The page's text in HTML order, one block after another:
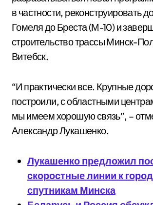
в частности, реконструировать
Гомеля до Бреста (М-10) и
строительство трассы Минск-
Витебск.
“И практически все. Крупные
построили, с областными
мы имеем хорошую связь”, –
Александр Лукашенко.
Лукашенко предложил
скоростные линии к
спутникам Минска